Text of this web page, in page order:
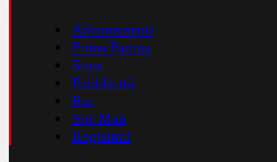
Abbonamenti
Prima Pagina
Store
Pubblicità
Rss
Site Map
Registrati